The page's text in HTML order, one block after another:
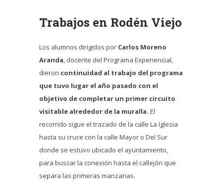
Trabajos en Rodén Viejo
Los alumnos dirigidos por Carlos Moreno
Aranda, docente del Programa Experiencial,
dieron continuidad al trabajo del programa
que tuvo lugar el año pasado con el
objetivo de completar un primer circuito
visitable alrededor de la muralla. El
recorrido sigue el trazado de la calle La Iglesia
hasta su cruce con la calle Mayor o Del Sur
donde se estuvo ubicado el ayuntamiento,
para buscar la conexión hasta el callejón que
separa las primeras manzanas.